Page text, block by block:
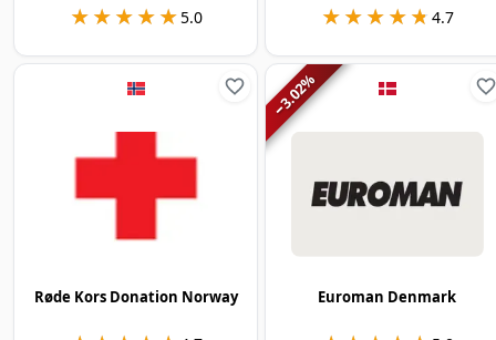
★★★★★
★★★★★5.0 ★★★★★
★★★★★ 4.7
Røde Kors Donation Norway
−
3.02
%
Euroman Denmark